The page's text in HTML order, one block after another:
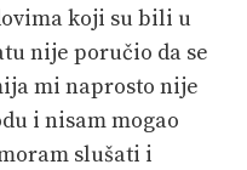
koji su bili u
nije poručio da se
mi naprosto nije
i nisam mogao
slušati i